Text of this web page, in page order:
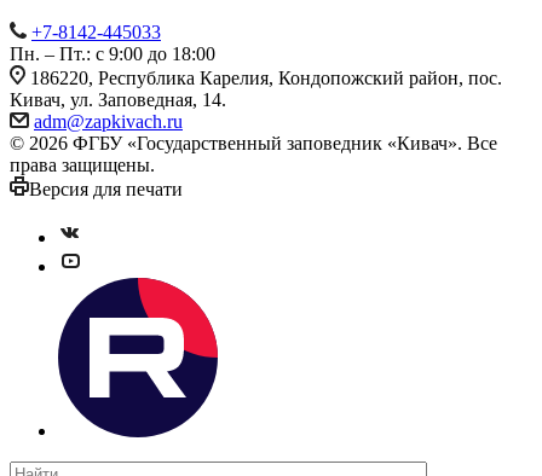
+7-8142-445033
Пн. – Пт.: с 9:00 до 18:00
186220, Республика Карелия, Кондопожский район, пос.
Кивач, ул. Заповедная, 14.
adm@zapkivach.ru
© 2026 ФГБУ «Государственный заповедник «Кивач». Все
права защищены.
Версия для печати